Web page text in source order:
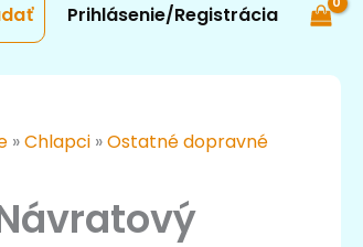
Prihlásenie/Registrácia
»Chlapci »Ostatné dopravné